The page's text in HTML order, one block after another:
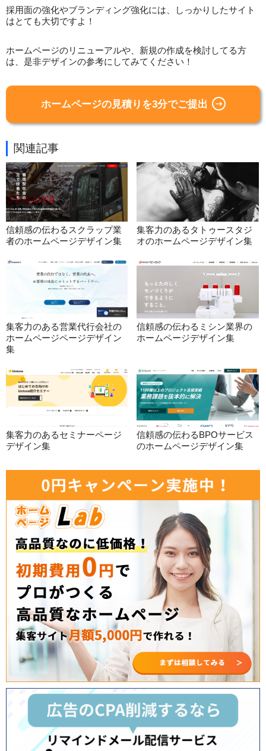
採用面の強化やブランディング強化には、しっかりしたサイト
はとても大切ですよ！
ホームページのリニューアルや、新規の作成を検討してる方
は、是非デザインの参考にしてみてください！
ホームページの見積りを3分でご提出
関連記事
信頼感の伝わるスクラップ業
者のホームページデザイン集
集客力のあるタトゥースタジ
オのホームページデザイン集
集客力のある営業代行会社の
ホームページページデザイン
集
信頼感の伝わるミシン業界の
ホームページデザイン集
集客力のあるセミナーページ
デザイン集
信頼感の伝わるBPOサービス
のホームページデザイン集